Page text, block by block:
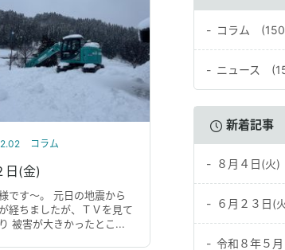
コラム
日(金)
です～。 元日の地震から
経ちましたが、ＴＶを見て
被害が大きかったとこ...
コラム
ニュース
新着記事
８月４日(火)
６月２３日(
令和８年５